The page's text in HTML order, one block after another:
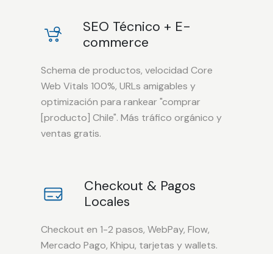
SEO Técnico + E-
commerce
Schema de productos, velocidad Core
Web Vitals 100%, URLs amigables y
optimización para rankear "comprar
[producto] Chile". Más tráfico orgánico y
ventas gratis.
Checkout & Pagos
Locales
Checkout en 1-2 pasos, WebPay, Flow,
Mercado Pago, Khipu, tarjetas y wallets.